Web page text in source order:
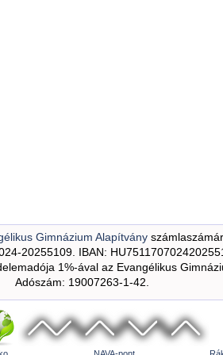
Gimnázium Alapítvány
20255109. IBAN:
1%-ával az Evangélikus
Adószám: 19007263-1-42.